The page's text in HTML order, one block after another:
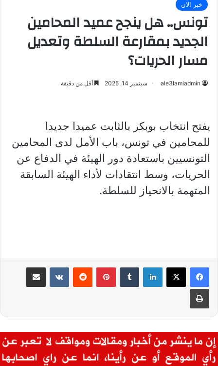
خبر الان
تونس.. هل ينجح عميد المحامين
الجديد بمقارعة السلطة وتعديل
مسار الحريات؟
ale3lamiadmin سبتمبر 14, 2025 أقل من دقيقة
يفتح انتخاب بوبكر بالثابت عميدا جديدا
للمحامين في تونس، باب الأمل لدى المحامين
التونسيين باستعادة دور الهيئة في الدفاع عن
الحريات، وسط انتقادات لأداء الهيئة السابقة
المتهمة بالانحياز للسلطة.
لينكدإن بينتيريست مشاركة عبر البريد
طباعة